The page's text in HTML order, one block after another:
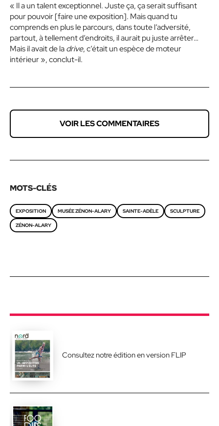
« Il a un talent exceptionnel. Juste ça, ça serait suffisant
pour pouvoir [faire une exposition]. Mais quand tu
comprends en plus le parcours, dans toute l’adversité,
partout, à tellement d’endroits, il aurait pu juste arrêter…
Mais il avait de ladrive, c’était un espèce de moteur
intérieur », conclut-il.
VOIR LES COMMENTAIRES
MOTS-CLÉS
EXPOSITION MUSÉE ZÉNON-ALARY SAINTE-ADÈLE SCULPTURE
ZÉNON-ALARY
Consultez notre édition en version FLIP